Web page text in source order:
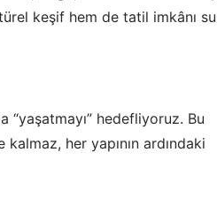
keşif hem de tatil imkânı
“yaşatmayı” hedefliyoruz. Bu
her yapının ardındaki